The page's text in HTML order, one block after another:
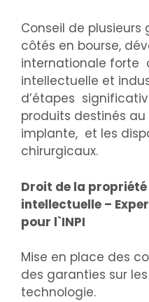
Conseil de
côtés en bourse,
internationale forte
intellectuelle et
d’étapes
produits destinés
implante, et les
chirurgicaux.
Droit de la
intellectuelle –
pour l`INPI
Mise en place des
des garanties sur
technologie.